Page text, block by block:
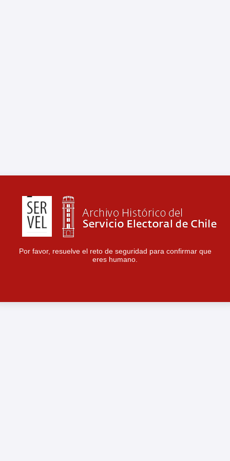
Por favor, resuelve el reto de seguridad para confirmar que
eres humano.